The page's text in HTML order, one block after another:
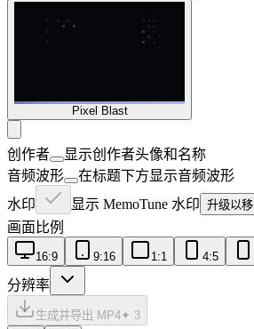
Pixel Blast
创作者
显示创作者头像和名称
音频波形
在标题下方显示音频波形
水印
显示 MemoTune 水印 升级以
画面比例
16:9 9:16 1:1 4:5
分辨率
生成并导出 MP4✦ 3